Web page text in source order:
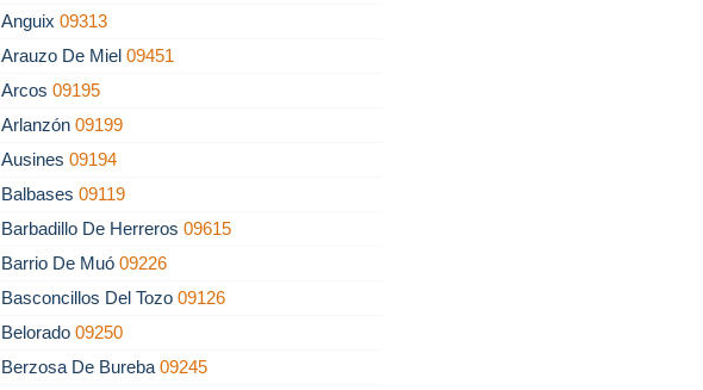
Anguix09313
Arauzo De Miel09451
Arcos09195
Arlanzón09199
Ausines09194
Balbases09119
Barbadillo De Herreros09615
Barrio De Muó09226
Basconcillos Del Tozo09126
Belorado09250
Berzosa De Bureba09245